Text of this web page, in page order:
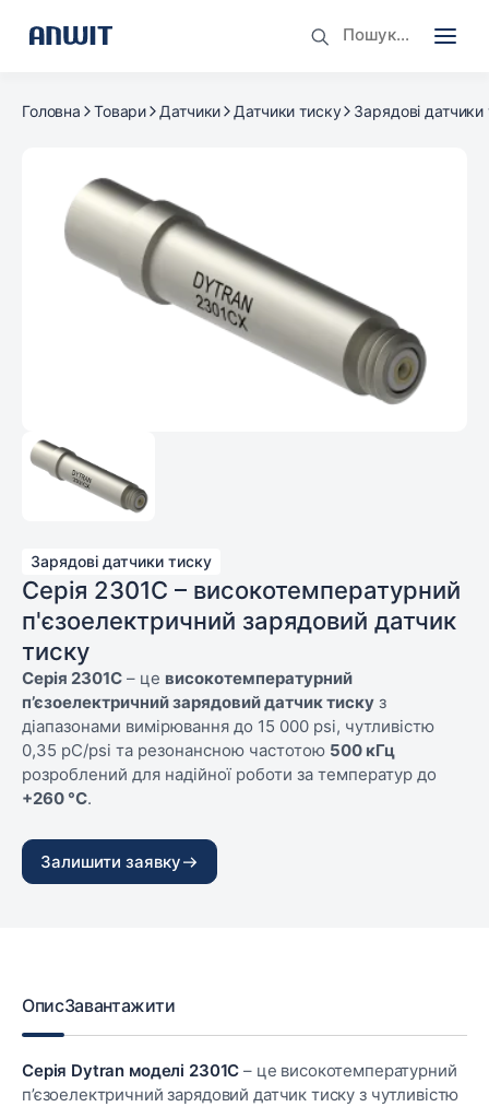
Головна Товари Датчики Датчики тиску Зарядові датчики
Зарядові датчики тиску
Серія 2301C – високотемпературний
п'єзоелектричний зарядовий датчик
тиску
Серія 2301C – це високотемпературний
п’єзоелектричний зарядовий датчик тиску з
діапазонами вимірювання до 15 000 psi, чутливістю
0,35 pC/psi та резонансною частотою 500 кГц
розроблений для надійної роботи за температур до
+260 °C.
Сфери застосування– вимірювання в умовах великої
кількості циклів навантаження, реєстрація вибухових
Залишити заявку
ОписЗавантажити
Серія Dytran моделі 2301C – це високотемпературний
п’єзоелектричний зарядовий датчик тиску з чутливістю